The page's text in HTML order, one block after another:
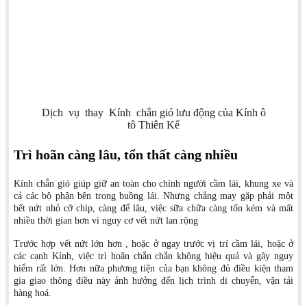
Dịch vụ thay Kính chắn gió lưu động của Kính ô
tô Thiên Kế
Trì hoãn càng lâu, tổn thất càng nhiều
Kính chắn gió giúp giữ an toàn cho chính người cầm lái, khung xe và
cả các bộ phận bên trong buồng lái. Nhưng chẳng may gặp phải một
bết nứt nhỏ cỡ chip, càng để lâu, việc sữa chữa càng tốn kém và mất
nhiều thời gian hơn vì nguy cơ vết nứt lan rộng
Trước hợp vết nứt lớn hơn , hoặc ở ngay trước vị trí cầm lái, hoặc ở
các cạnh Kính, việc trì hoãn chắn chắn không hiệu quả và gây nguy
hiểm rất lớn. Hơn nữa phương tiện của bạn không đủ điều kiện tham
gia giao thông điều này ảnh hưởng đến lịch trình di chuyển, vận tải
hàng hoá.